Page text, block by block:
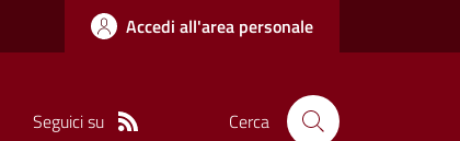
Accedi all'area personale
Seguici su Cerca